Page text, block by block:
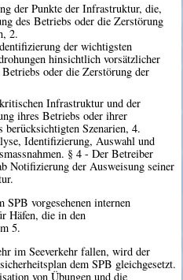
der Punkte der Infrastruktur, die,
des Betriebs oder die Zerstörung
2.
der wichtigsten
hinsichtlich vorsätzlicher
oder die Zerstörung der
Infrastruktur und der
ihres Betriebs oder ihrer
berücksichtigten Szenarien, 4.
Identifizierung, Auswahl und
§ 4 - Der Betreiber
Notifizierung der Ausweisung seiner
vorgesehenen internen
Häfen, die in den
5.
im Seeverkehr fallen, wird der
dem SPB gleichgesetzt.
von Übungen und die